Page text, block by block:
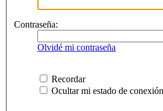
Contraseña:
Olvidé mi contraseña
Recordar
Ocultar mi estado de